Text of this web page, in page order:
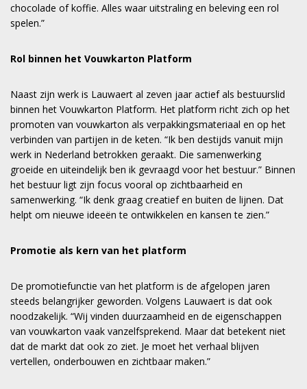
chocolade of koffie. Alles waar uitstraling en beleving een rol
spelen.”
Rol binnen het Vouwkarton Platform
Naast zijn werk is Lauwaert al zeven jaar actief als bestuurslid
binnen het Vouwkarton Platform. Het platform richt zich op het
promoten van vouwkarton als verpakkingsmateriaal en op het
verbinden van partijen in de keten. “Ik ben destijds vanuit mijn
werk in Nederland betrokken geraakt. Die samenwerking
groeide en uiteindelijk ben ik gevraagd voor het bestuur.” Binnen
het bestuur ligt zijn focus vooral op zichtbaarheid en
samenwerking. “Ik denk graag creatief en buiten de lijnen. Dat
helpt om nieuwe ideeën te ontwikkelen en kansen te zien.”
Promotie als kern van het platform
De promotiefunctie van het platform is de afgelopen jaren
steeds belangrijker geworden. Volgens Lauwaert is dat ook
noodzakelijk. “Wij vinden duurzaamheid en de eigenschappen
van vouwkarton vaak vanzelfsprekend. Maar dat betekent niet
dat de markt dat ook zo ziet. Je moet het verhaal blijven
vertellen, onderbouwen en zichtbaar maken.”